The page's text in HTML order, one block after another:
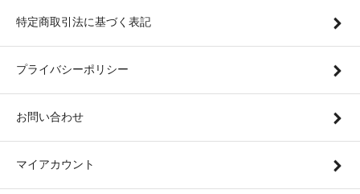
特定商取引法に基づく表記
プライバシーポリシー
お問い合わせ
マイアカウント